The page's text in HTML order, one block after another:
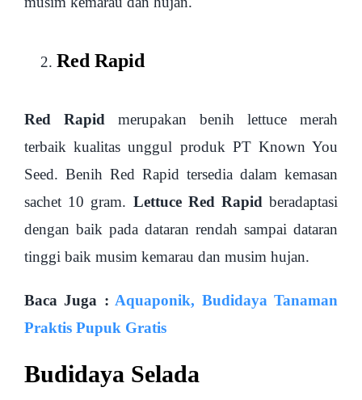
Red Rapid
Red Rapid merupakan benih lettuce merah
terbaik kualitas unggul produk PT Known You
Seed. Benih Red Rapid tersedia dalam kemasan
sachet 10 gram. Lettuce Red Rapid beradaptasi
dengan baik pada dataran rendah sampai dataran
tinggi baik musim kemarau dan musim hujan.
Baca Juga : Aquaponik, Budidaya Tanaman
Praktis Pupuk Gratis
Budidaya Selada